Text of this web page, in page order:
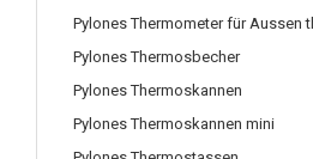
Pylones Thermometer für Aussen
Pylones Thermosbecher
Pylones Thermoskannen
Pylones Thermoskannen mini